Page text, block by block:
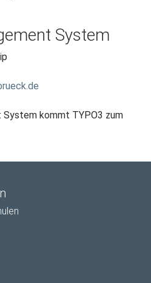
System
kommt TYPO3 zum